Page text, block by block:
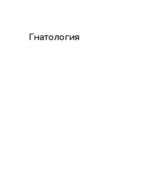
Гнатология